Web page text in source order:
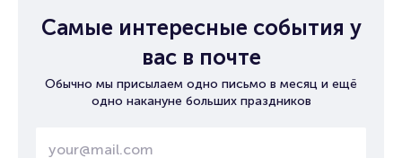
Самые интересные события у
вас в почте
Обычно мы присылаем одно письмо в месяц и ещё
одно накануне больших праздников